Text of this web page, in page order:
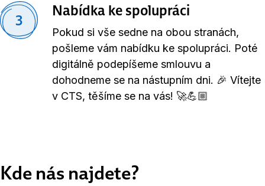
3
Nabídka ke spolupráci
Pokud si vše sedne na obou stranách,
pošleme vám nabídku ke spolupráci. Poté
digitálně podepíšeme smlouvu a
dohodneme se na nástupním dni. 🎉 Vítejte
v CTS, těšíme se na vás! 🚀💪🏼
Kde nás najdete?